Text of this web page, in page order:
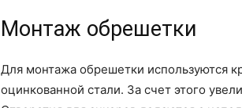
Монтаж обрешетки
Для монтажа обрешетки используются
оцинкованной стали. За счет этого